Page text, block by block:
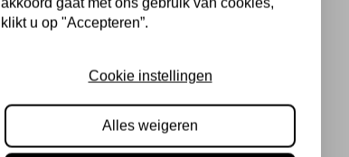
klikt u op "Accepteren”.
Cookie instellingen
Alles weigeren